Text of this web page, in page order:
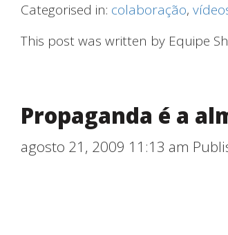
Categorised in: colaboração,
This post was written by Equipe
Propaganda é a
agosto 21, 2009 11:13 am